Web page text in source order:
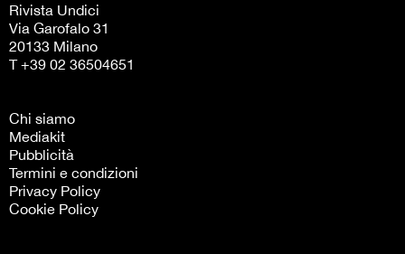
Rivista Undici
Via Garofalo 31
20133 Milano
T +39 02 36504651
Chi siamo
Mediakit
Pubblicità
Termini e condizioni
Privacy Policy
Cookie Policy